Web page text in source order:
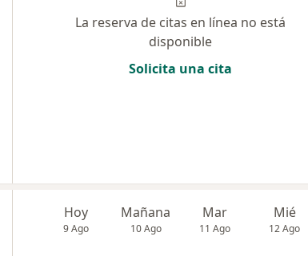
La reserva de citas en línea no está
disponible
Solicita una cita
Hoy
9 Ago
Mañana
10 Ago
Mar
11 Ago
Mié
12 Ago